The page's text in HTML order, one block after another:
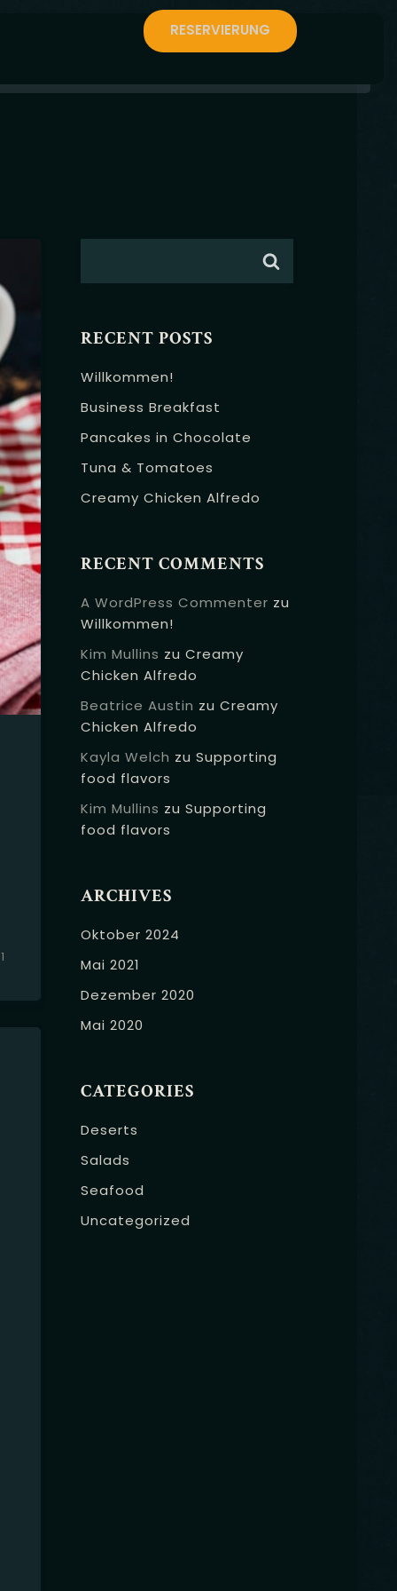
RESERVIERUNG
RECENT POSTS
Willkommen!
Business Breakfast
Pancakes in Chocolate
Tuna & Tomatoes
Creamy Chicken Alfredo
RECENT COMMENTS
A WordPress Commenter zu
Willkommen!
Kim Mullins zu Creamy
Chicken Alfredo
Beatrice Austin zu Creamy
Chicken Alfredo
Kayla Welch zu Supporting
food flavors
Kim Mullins zu Supporting
food flavors
ARCHIVES
Oktober 2024
Mai 2021
Dezember 2020
Mai 2020
CATEGORIES
Deserts
Salads
Seafood
Uncategorized